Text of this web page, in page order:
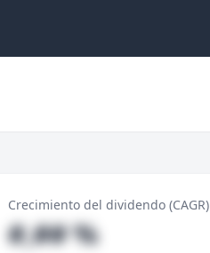
Crecimiento del dividendo (CAGR)
#,## %